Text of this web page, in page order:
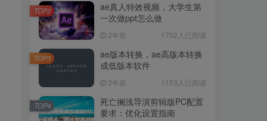
ae真人特效视频，大学生第
一次做ppt怎么做
2年前 1702人已阅读
TOP2
ae版本转换，ae高版本转换
成低版本软件
2年前 1153人已阅读
TOP3
死亡搁浅导演剪辑版PC配置
要求：优化设置指南
TOP4